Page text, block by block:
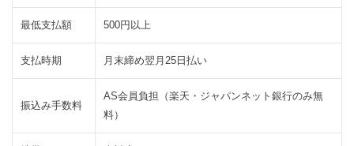
4.2 １
サ
ビ
ス
最低支払額 500円以上
支払時期 月末締め翌月25日払い
振込み手数料
AS会員負担（楽天・ジャパンネット銀行のみ無
料）